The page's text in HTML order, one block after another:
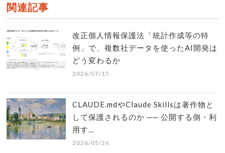
関連記事
改正個人情報保護法「統計作成等の特
例」で、複数社データを使ったAI開発は
どう変わるか
2026/07/15
CLAUDE.mdやClaude Skillsは著作物と
して保護されるのか ── 公開する側・利
用す…
2026/05/26